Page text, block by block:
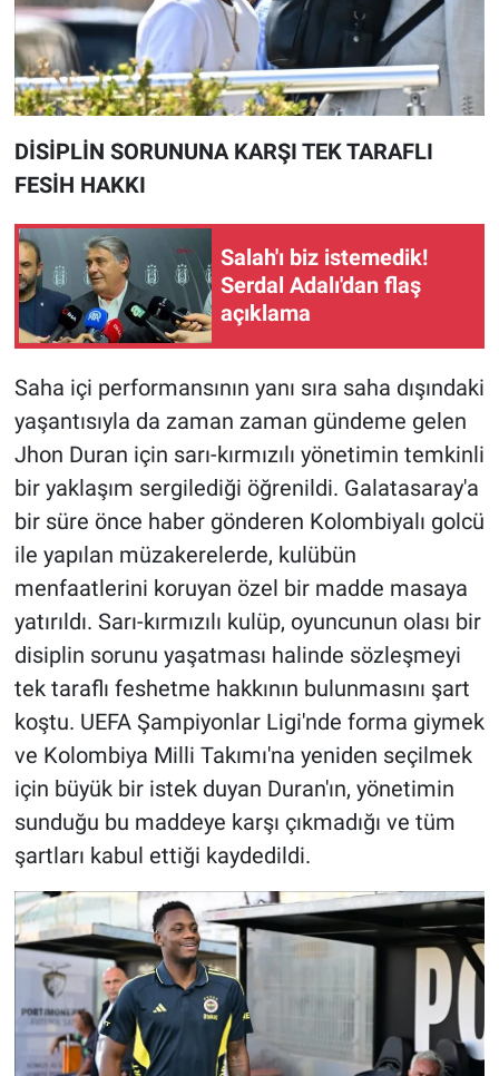
DİSİPLİN SORUNUNA KARŞI TEK TARAFLI
FESİH HAKKI
Salah'ı biz istemedik!
Serdal Adalı'dan flaş
açıklama
Saha içi performansının yanı sıra saha dışındaki
yaşantısıyla da zaman zaman gündeme gelen
Jhon Duran için sarı-kırmızılı yönetimin temkinli
bir yaklaşım sergilediği öğrenildi. Galatasaray'a
bir süre önce haber gönderen Kolombiyalı golcü
ile yapılan müzakerelerde, kulübün
menfaatlerini koruyan özel bir madde masaya
yatırıldı. Sarı-kırmızılı kulüp, oyuncunun olası bir
disiplin sorunu yaşatması halinde sözleşmeyi
tek taraflı feshetme hakkının bulunmasını şart
koştu. UEFA Şampiyonlar Ligi'nde forma giymek
ve Kolombiya Milli Takımı'na yeniden seçilmek
için büyük bir istek duyan Duran'ın, yönetimin
sunduğu bu maddeye karşı çıkmadığı ve tüm
şartları kabul ettiği kaydedildi.